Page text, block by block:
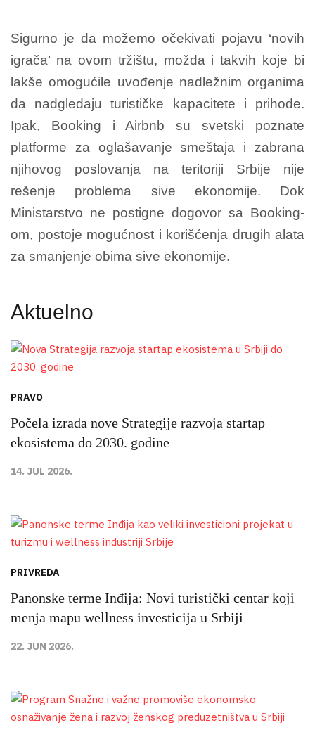
Sigurno je da možemo očekivati pojavu ‘novih
igrača’ na ovom tržištu, možda i takvih koje bi
lakše omogućile uvođenje nadležnim organima
da nadgledaju turističke kapacitete i prihode.
Ipak, Booking i Airbnb su svetski poznate
platforme za oglašavanje smeštaja i zabrana
njihovog poslovanja na teritoriji Srbije nije
rešenje problema sive ekonomije. Dok
Ministarstvo ne postigne dogovor sa Booking-
om, postoje mogućnost i korišćenja drugih alata
za smanjenje obima sive ekonomije.
Aktuelno
PRAVO
Počela izrada nove Strategije razvoja startap
ekosistema do 2030. godine
14. JUL 2026.
PRIVREDA
Panonske terme Inđija: Novi turistički centar koji
menja mapu wellness investicija u Srbiji
22. JUN 2026.